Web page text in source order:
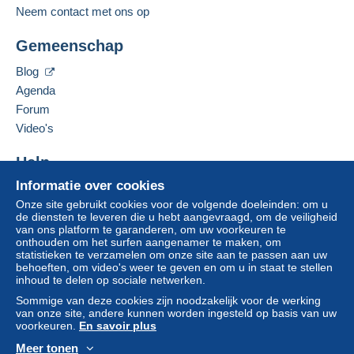
Informatie over cookies
Onze site gebruikt cookies voor de volgende doeleinden: om u
de diensten te leveren die u hebt aangevraagd, om de veiligheid
van ons platform te garanderen, om uw voorkeuren te
onthouden om het surfen aangenamer te maken, om
statistieken te verzamelen om onze site aan te passen aan uw
behoeften, om video's weer te geven en om u in staat te stellen
inhoud te delen op sociale netwerken.
Sommige van deze cookies zijn noodzakelijk voor de werking
van onze site, andere kunnen worden ingesteld op basis van uw
voorkeuren. En savoir plus
Meer tonen
Neem contact met ons op
Gemeenschap
Blog
Agenda
Forum
Video's
Help
Hulpcentrum
Kopen op Delcampe
Verkopen op Delcampe
Een beveiligde website